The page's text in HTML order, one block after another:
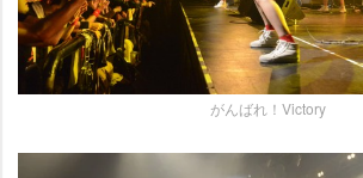
がんばれ！Victory